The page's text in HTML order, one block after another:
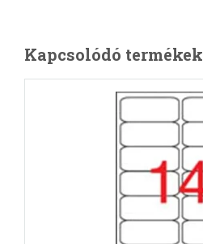
Kapcsolódó termékek